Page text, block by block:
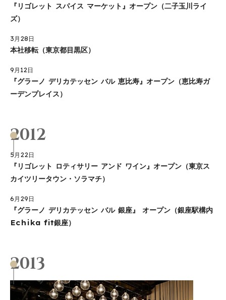
『リゴレット スパイス マーケット』オープン（二子玉川ライ
ズ）
3月28日
本社移転（東京都目黒区）
9月12日
『グラーノ デリカテッセン バル 恵比寿』オープン（恵比寿ガ
ーデンプレイス）
2012
5月22日
『リゴレット ロティサリー アンド ワイン』オープン（東京ス
カイツリータウン・ソラマチ）
6月29日
『グラーノ デリカテッセン バル 銀座』 オープン（銀座駅構内
Echika fit銀座）
2013